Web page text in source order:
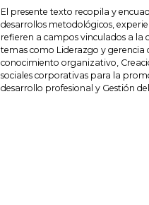
El presente texto recopila y
desarrollos metodológicos,
refieren a campos vinculados a la
temas como Liderazgo y gerencia
conocimiento organizativo,
sociales corporativas para la
desarrollo profesional y Gestión